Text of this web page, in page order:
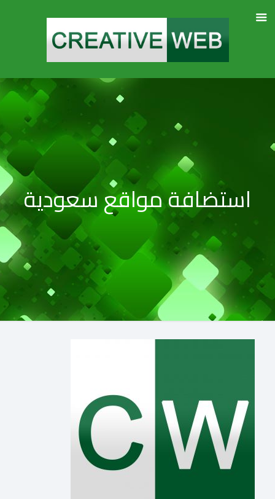
استضافة مواقع سعودية